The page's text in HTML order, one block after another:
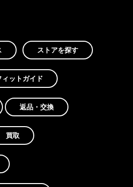
ストアを探す
ットガイド
返品・交換
買取